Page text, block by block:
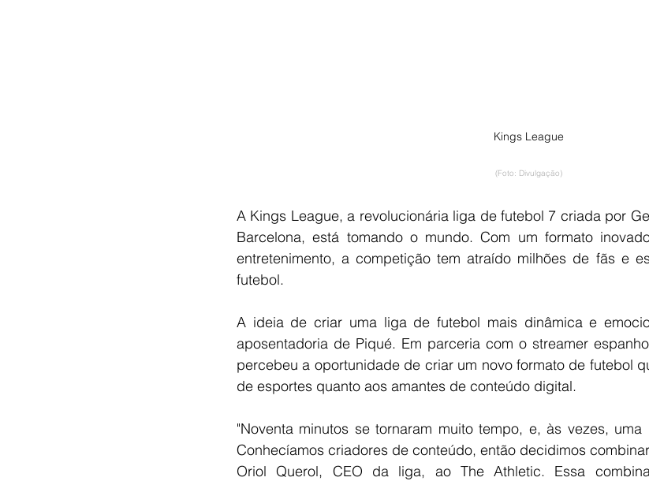
Kings League
(Foto: Divulgação)
A Kings League, a revolucionária liga de futebol 7 criada por
Barcelona, está tomando o mundo. Com um formato
entretenimento, a competição tem atraído milhões de fãs e
futebol.
A ideia de criar uma liga de futebol mais dinâmica e
aposentadoria de Piqué. Em parceria com o streamer
percebeu a oportunidade de criar um novo formato de futebol
de esportes quanto aos amantes de conteúdo digital.
"Noventa minutos se tornaram muito tempo, e, às vezes,
Conhecíamos criadores de conteúdo, então decidimos
Oriol Querol, CEO da liga, ao The Athletic. Essa